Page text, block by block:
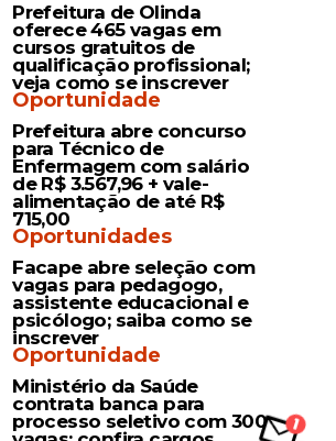
Prefeitura de Olinda
oferece 465 vagas em
cursos gratuitos de
qualificação profissional;
veja como se inscrever
Oportunidade
Prefeitura abre concurso
para Técnico de
Enfermagem com salário
de R$ 3.567,96 + vale-
alimentação de até R$
715,00
Oportunidades
Facape abre seleção com
vagas para pedagogo,
assistente educacional e
psicólogo; saiba como se
inscrever
Oportunidade
Ministério da Saúde
contrata banca para
processo seletivo com 300